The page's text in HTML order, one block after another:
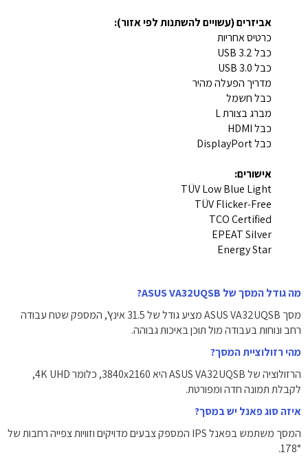
אביזרים (עשויים להשתנות לפי אזור):
כרטיס אחריות
כבל USB 3.2
כבל USB 3.0
מדריך הפעלה מהיר
כבל חשמל
מברג בצורת L
כבל HDMI
כבל DisplayPort
אישורים:
TÜV Low Blue Light
TÜV Flicker‑Free
TCO Certified
EPEAT Silver
Energy Star
מה גודל המסך של ASUS VA32UQSB?
מסך ASUS VA32UQSB מציע גודל של ‎31.5‎ אינץ', המספק שטח עבודה
רחב ונוחות בעבודה מול תוכן באיכות גבוהה.
מהי רזולוציית המסך?
הרזולוציה של ASUS VA32UQSB היא ‎3840x2160‎, כלומר 4K UHD,
לקבלת תמונה חדה ומפורטת.
איזה סוג פאנל יש במסך?
המסך משתמש בפאנל IPS המספק צבעים מדויקים וזוויות צפייה רחבות של
‎178°‎.